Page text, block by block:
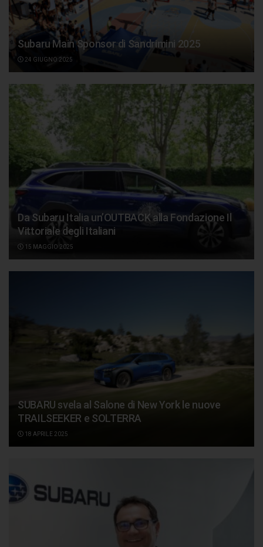
Subaru Main Sponsor di Sandrimini 2025
24 GIUGNO 2025
Da Subaru Italia un’OUTBACK alla Fondazione Il
Vittoriale degli Italiani
15 MAGGIO 2025
SUBARU svela al Salone di New York le nuove
TRAILSEEKER e SOLTERRA
18 APRILE 2025